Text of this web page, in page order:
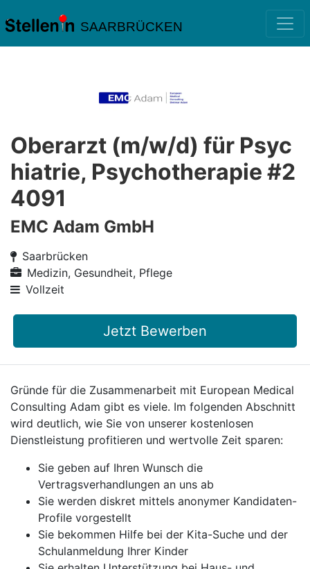
SAARBRÜCKEN
Oberarzt (m/w/d) für Psyc
hiatrie, Psychotherapie #2
4091
EMC Adam GmbH
Saarbrücken
Medizin, Gesundheit, Pflege
Vollzeit
Jetzt Bewerben
Gründe für die Zusammenarbeit mit European Medical
Consulting Adam gibt es viele. Im folgenden Abschnitt
wird deutlich, wie Sie von unserer kostenlosen
Dienstleistung profitieren und wertvolle Zeit sparen:
Sie geben auf Ihren Wunsch die
Vertragsverhandlungen an uns ab
Sie werden diskret mittels anonymer Kandidaten-
Profile vorgestellt
Sie bekommen Hilfe bei der Kita-Suche und der
Schulanmeldung Ihrer Kinder